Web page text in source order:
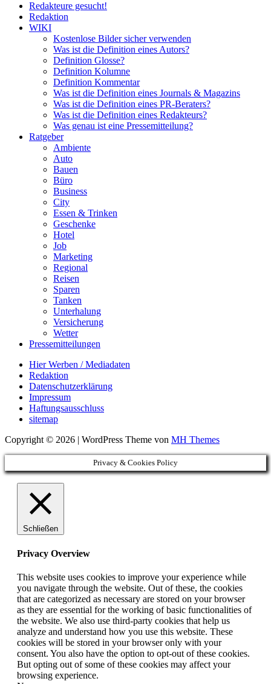
Redakteure gesucht!
Redaktion
WIKI
Kostenlose Bilder sicher verwenden
Was ist die Definition eines Autors?
Definition Glosse?
Definition Kolumne
Definition Kommentar
Was ist die Definition eines Journals & Magazins
Was ist die Definition eines PR-Beraters?
Was ist die Definition eines Redakteurs?
Was genau ist eine Pressemitteilung?
Ratgeber
Ambiente
Auto
Bauen
Büro
Business
City
Essen & Trinken
Geschenke
Hotel
Job
Marketing
Regional
Reisen
Sparen
Tanken
Unterhalung
Versicherung
Wetter
Pressemitteilungen
Hier Werben / Mediadaten
Redaktion
Datenschutzerklärung
Impressum
Haftungsausschluss
sitemap
Copyright © 2026 | WordPress Theme von MH Themes
Privacy & Cookies Policy
Schließen
Privacy Overview
This website uses cookies to improve your experience while
you navigate through the website. Out of these, the cookies
that are categorized as necessary are stored on your browser
as they are essential for the working of basic functionalities of
the website. We also use third-party cookies that help us
analyze and understand how you use this website. These
cookies will be stored in your browser only with your
consent. You also have the option to opt-out of these cookies.
But opting out of some of these cookies may affect your
browsing experience.